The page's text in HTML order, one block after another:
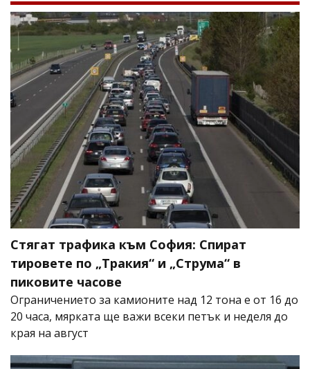
Стягат трафика към София: Спират
тировете по „Тракия“ и „Струма“ в
пиковите часове
Ограничението за камионите над 12 тона е от 16 до
20 часа, мярката ще важи всеки петък и неделя до
края на август